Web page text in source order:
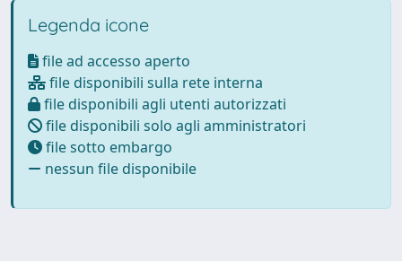
Legenda icone
file ad accesso aperto
file disponibili sulla rete interna
file disponibili agli utenti autorizzati
file disponibili solo agli amministratori
file sotto embargo
nessun file disponibile